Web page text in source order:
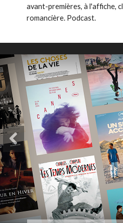
avant-premières, à l'affiche,
romancière. Podcast.